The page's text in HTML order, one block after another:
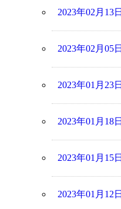
2023年02月13
2023年02月05
2023年01月23
2023年01月18
2023年01月15
2023年01月12